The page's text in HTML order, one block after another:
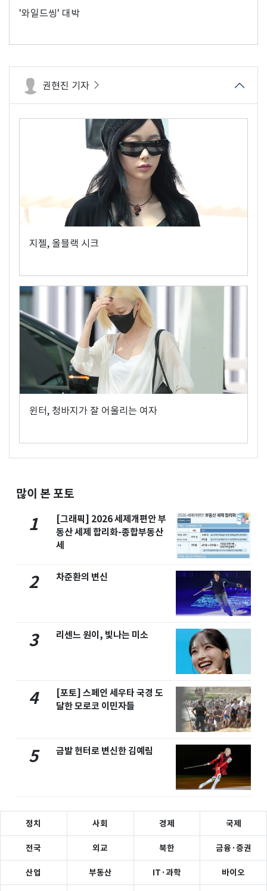
'와일드씽' 대박
권현진 기자
지젤, 올블랙 시크
윈터, 청바지가 잘 어울리는 여자
많이 본 포토
1
[그래픽] 2026 세제개편안 부
동산 세제 합리화-종합부동산
세
2 차준환의 변신
3 리센느 원이, 빛나는 미소
4
[포토] 스페인 세우타 국경 도
달한 모로코 이민자들
5 금발 헌터로 변신한 김예림
정치 사회 경제 국제
전국 외교 북한 금융·증권
산업 부동산 IT·과학 바이오